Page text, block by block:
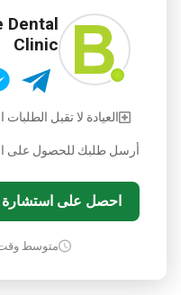
Dental
Clinic
العيادة لا تقبل الطلبات
أرسل طلبك للحصول على
احصل على استشارة
متوسط وقت الرد